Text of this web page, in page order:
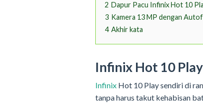
2 Dapur Pacu Infinix Hot 10
3 Kamera 13 MP dengan
4 Akhir kata
Infinix Hot 10 Play
Infinix Hot 10 Play sendiri di
tanpa harus takut kehabisan